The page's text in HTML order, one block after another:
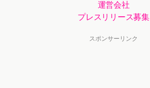
運営会社
プレスリリース募集
スポンサーリンク